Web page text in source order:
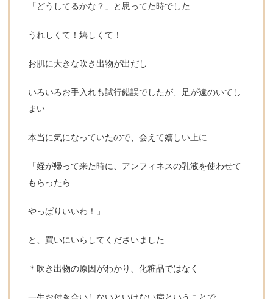
「どうしてるかな？」と思ってた時でした
うれしくて！嬉しくて！
お肌に大きな吹き出物が出だし
いろいろお手入れも試行錯誤でしたが、足が遠のいてし
まい
本当に気になっていたので、会えて嬉しい上に
「姪が帰って来た時に、アンフィネスの乳液を使わせて
もらったら
やっぱりいいわ！」
と、買いにいらしてくださいました
＊吹き出物の原因がわかり、化粧品ではなく
一生お付き合いしないといけない病ということで